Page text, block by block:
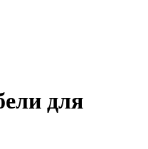
для